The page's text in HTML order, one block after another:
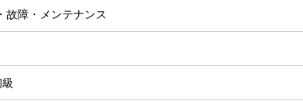
故障・メンテナンス